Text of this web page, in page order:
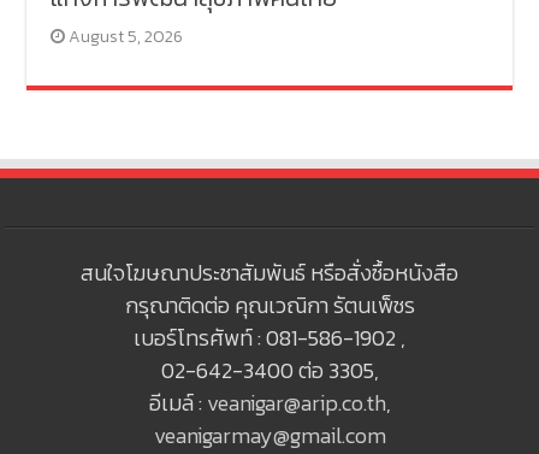
August 5, 2026
สนใจโฆษณาประชาสัมพันธ์ หรือสั่งซื้อหนังสือ
กรุณาติดต่อ คุณเวณิกา รัตนเพ็ชร
เบอร์โทรศัพท์ : 081-586-1902 ,
02-642-3400 ต่อ 3305,
อีเมล์ : veanigar@arip.co.th,
veanigarmay@gmail.com